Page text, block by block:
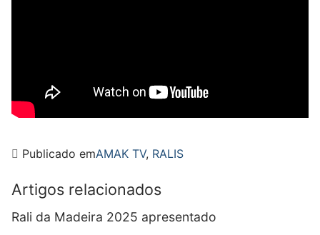
Publicado emAMAK TV, RALIS
Artigos relacionados
Rali da Madeira 2025 apresentado